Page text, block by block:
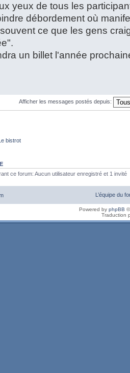
yeux de tous les
débordement où
ce que les gens
un billet l'année
Afficher les messages postés depuis:
bistrot
ce forum: Aucun utilisateur enregistré et 1 invité
L’équipe du
Powered by phpBB
Traduction